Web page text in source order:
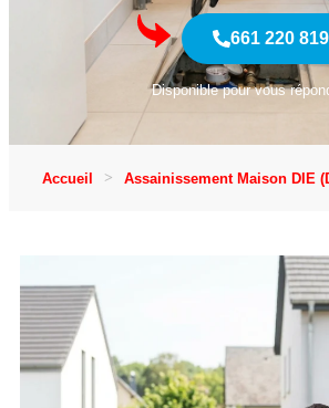
661 220 819
Disponible pour vous
Accueil Assainissement Maison DIE